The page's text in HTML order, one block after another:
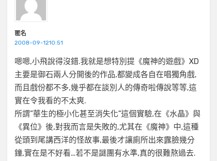
匿名
2008-09-1210:51
嗯嗯,小飛說得沒錯.我就是想特別提《魔神的遊戲》XD
主要是御石兩人分開後的作品,都變成各自在唱獨角戲,
而且戲份都不多,幾乎都在談別人的傳奇啦傳說等等,這
實在令我看的不太爽.
所謂”華生的極小化甚至消失化”這個實驗,在《水晶》與
《異位》後,對我而言是失敗的,尤其在《魔神》中,這種
從頭到尾講西洋的怪故事,最後才讓廁所出來露臉幾分
鐘,實在是不好看…若不是謎團有水準,真的很難熬過去.